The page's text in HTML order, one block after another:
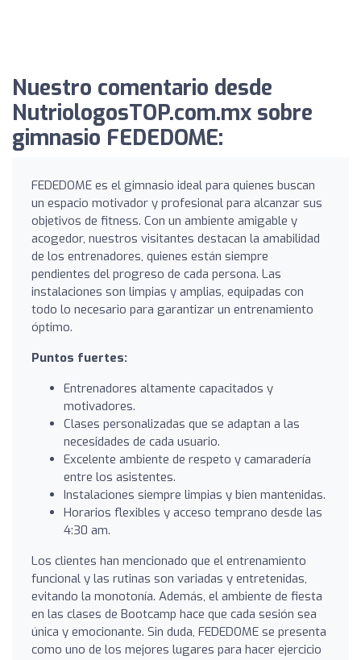
Nuestro comentario desde
NutriologosTOP.com.mx sobre
gimnasio FEDEDOME:
FEDEDOME es el gimnasio ideal para quienes buscan
un espacio motivador y profesional para alcanzar sus
objetivos de fitness. Con un ambiente amigable y
acogedor, nuestros visitantes destacan la amabilidad
de los entrenadores, quienes están siempre
pendientes del progreso de cada persona. Las
instalaciones son limpias y amplias, equipadas con
todo lo necesario para garantizar un entrenamiento
óptimo.
Puntos fuertes:
Entrenadores altamente capacitados y
motivadores.
Clases personalizadas que se adaptan a las
necesidades de cada usuario.
Excelente ambiente de respeto y camaradería
entre los asistentes.
Instalaciones siempre limpias y bien mantenidas.
Horarios flexibles y acceso temprano desde las
4:30 am.
Los clientes han mencionado que el entrenamiento
funcional y las rutinas son variadas y entretenidas,
evitando la monotonía. Además, el ambiente de fiesta
en las clases de Bootcamp hace que cada sesión sea
única y emocionante. Sin duda, FEDEDOME se presenta
como uno de los mejores lugares para hacer ejercicio